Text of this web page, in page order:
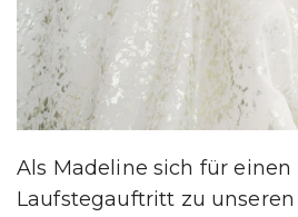
Als Madeline sich für einen
Laufstegauftritt zu